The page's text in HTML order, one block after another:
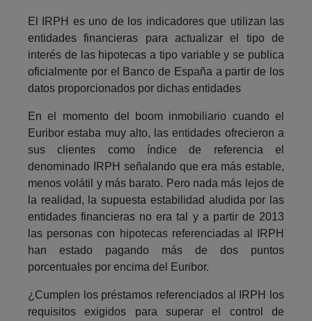
El IRPH es uno de los indicadores que utilizan las
entidades financieras para actualizar el tipo de
interés de las hipotecas a tipo variable y se publica
oficialmente por el Banco de España a partir de los
datos proporcionados por dichas entidades
En el momento del boom inmobiliario cuando el
Euribor estaba muy alto, las entidades ofrecieron a
sus clientes como índice de referencia el
denominado IRPH señalando que era más estable,
menos volátil y más barato. Pero nada más lejos de
la realidad, la supuesta estabilidad aludida por las
entidades financieras no era tal y a partir de 2013
las personas con hipotecas referenciadas al IRPH
han estado pagando más de dos puntos
porcentuales por encima del Euribor.
¿Cumplen los préstamos referenciados al IRPH los
requisitos exigidos para superar el control de